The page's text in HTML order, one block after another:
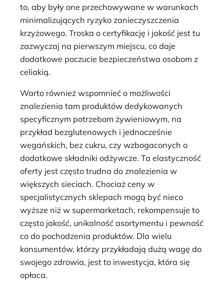
to, aby były one przechowywane w warunkach
minimalizujących ryzyko zanieczyszczenia
krzyżowego. Troska o certyfikację i jakość jest tu
zazwyczaj na pierwszym miejscu, co daje
dodatkowe poczucie bezpieczeństwa osobom z
celiakią.
Warto również wspomnieć o możliwości
znalezienia tam produktów dedykowanych
specyficznym potrzebom żywieniowym, na
przykład bezglutenowych i jednocześnie
wegańskich, bez cukru, czy wzbogaconych o
dodatkowe składniki odżywcze. Ta elastyczność
oferty jest często trudna do znalezienia w
większych sieciach. Chociaż ceny w
specjalistycznych sklepach mogą być nieco
wyższe niż w supermarketach, rekompensuje to
często jakość, unikalność asortymentu i pewność
co do pochodzenia produktów. Dla wielu
konsumentów, którzy przykładają dużą wagę do
swojego zdrowia, jest to inwestycja, która się
opłaca.